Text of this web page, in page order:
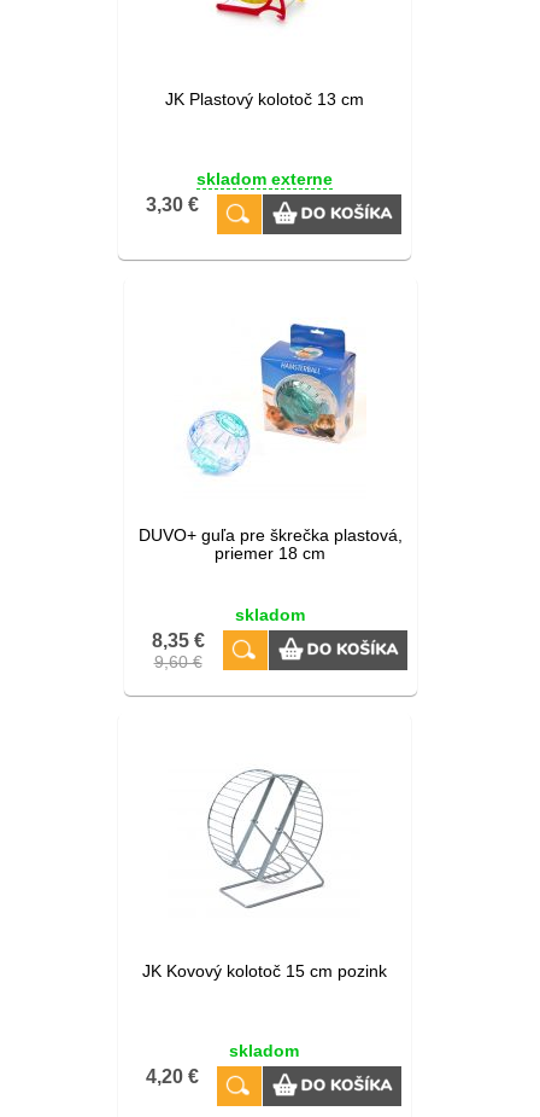
JK Plastový kolotoč 13 cm
skladom externe
3,30 €
DUVO+ guľa pre škrečka plastová,
priemer 18 cm
skladom
8,35 €
9,60 €
JK Kovový kolotoč 15 cm pozink
skladom
4,20 €